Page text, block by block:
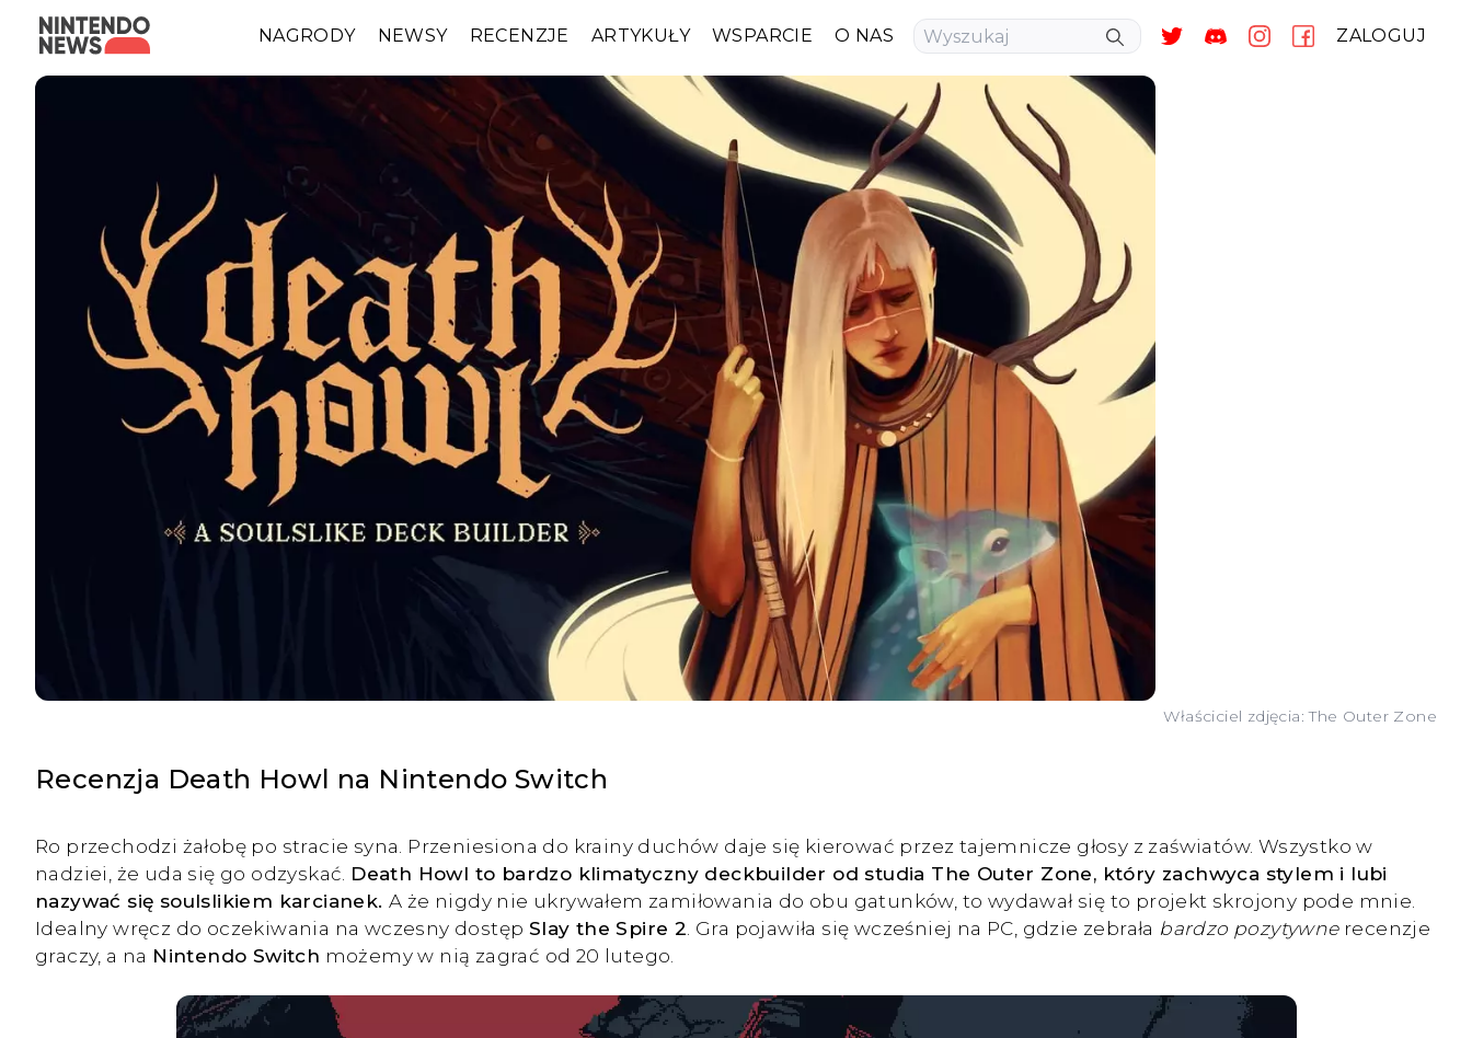
NAGRODY NEWSY RECENZJE ARTYKUŁY WSPARCIE O NAS ZALOGUJ
Właściciel zdjęcia: The Outer Zone
Recenzja Death Howl na Nintendo Switch
Ro przechodzi żałobę po stracie syna. Przeniesiona do krainy duchów daje się kierować przez tajemnicze głosy z zaświatów. Wszystko w
nadziei, że uda się go odzyskać. Death Howl to bardzo klimatyczny deckbuilder od studia The Outer Zone, który zachwyca stylem i lubi
nazywać się soulslikiem karcianek. A że nigdy nie ukrywałem zamiłowania do obu gatunków, to wydawał się to projekt skrojony pode mnie.
Idealny wręcz do oczekiwania na wczesny dostęp Slay the Spire 2 . Gra pojawiła się wcześniej na PC, gdzie zebrała bardzo pozytywnerecenzje
graczy, a na Nintendo Switch możemy w nią zagrać od 20 lutego.